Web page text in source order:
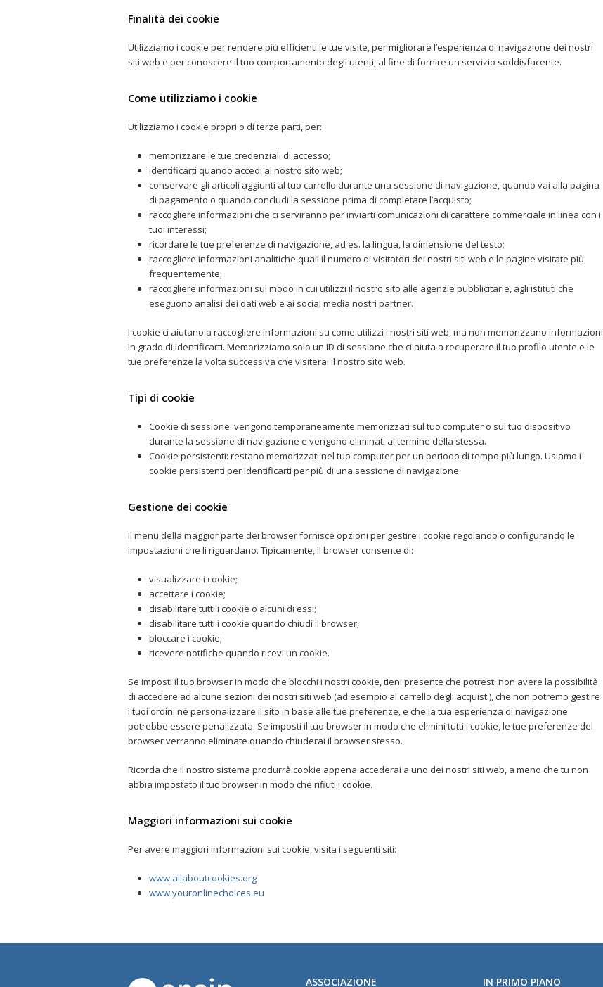
Finalità dei cookie
Utilizziamo i cookie per rendere più efficienti le tue visite, per migliorare l’esperienza di navigazione dei nostri
siti web e per conoscere il tuo comportamento degli utenti, al fine di fornire un servizio soddisfacente.
Come utilizziamo i cookie
Utilizziamo i cookie propri o di terze parti, per:
memorizzare le tue credenziali di accesso;
identificarti quando accedi al nostro sito web;
conservare gli articoli aggiunti al tuo carrello durante una sessione di navigazione, quando vai alla pagina
di pagamento o quando concludi la sessione prima di completare l’acquisto;
raccogliere informazioni che ci serviranno per inviarti comunicazioni di carattere commerciale in linea con i
tuoi interessi;
ricordare le tue preferenze di navigazione, ad es. la lingua, la dimensione del testo;
raccogliere informazioni analitiche quali il numero di visitatori dei nostri siti web e le pagine visitate più
frequentemente;
raccogliere informazioni sul modo in cui utilizzi il nostro sito alle agenzie pubblicitarie, agli istituti che
eseguono analisi dei dati web e ai social media nostri partner.
I cookie ci aiutano a raccogliere informazioni su come utilizzi i nostri siti web, ma non memorizzano informazioni
in grado di identificarti. Memorizziamo solo un ID di sessione che ci aiuta a recuperare il tuo profilo utente e le
tue preferenze la volta successiva che visiterai il nostro sito web.
Tipi di cookie
Cookie di sessione: vengono temporaneamente memorizzati sul tuo computer o sul tuo dispositivo
durante la sessione di navigazione e vengono eliminati al termine della stessa.
Cookie persistenti: restano memorizzati nel tuo computer per un periodo di tempo più lungo. Usiamo i
cookie persistenti per identificarti per più di una sessione di navigazione.
Gestione dei cookie
Il menu della maggior parte dei browser fornisce opzioni per gestire i cookie regolando o configurando le
impostazioni che li riguardano. Tipicamente, il browser consente di:
visualizzare i cookie;
accettare i cookie;
disabilitare tutti i cookie o alcuni di essi;
disabilitare tutti i cookie quando chiudi il browser;
bloccare i cookie;
ricevere notifiche quando ricevi un cookie.
Se imposti il tuo browser in modo che blocchi i nostri cookie, tieni presente che potresti non avere la possibilità
di accedere ad alcune sezioni dei nostri siti web (ad esempio al carrello degli acquisti), che non potremo gestire
i tuoi ordini né personalizzare il sito in base alle tue preferenze, e che la tua esperienza di navigazione
potrebbe essere penalizzata. Se imposti il tuo browser in modo che elimini tutti i cookie, le tue preferenze del
browser verranno eliminate quando chiuderai il browser stesso.
Ricorda che il nostro sistema produrrà cookie appena accederai a uno dei nostri siti web, a meno che tu non
abbia impostato il tuo browser in modo che rifiuti i cookie.
Maggiori informazioni sui cookie
Per avere maggiori informazioni sui cookie, visita i seguenti siti:
www.allaboutcookies.org
www.youronlinechoices.eu
ASSOCIAZIONE IN PRIMO PIANO